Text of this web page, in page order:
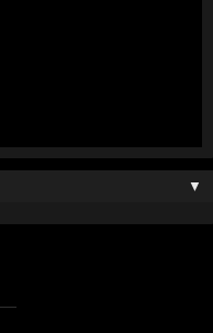
▼